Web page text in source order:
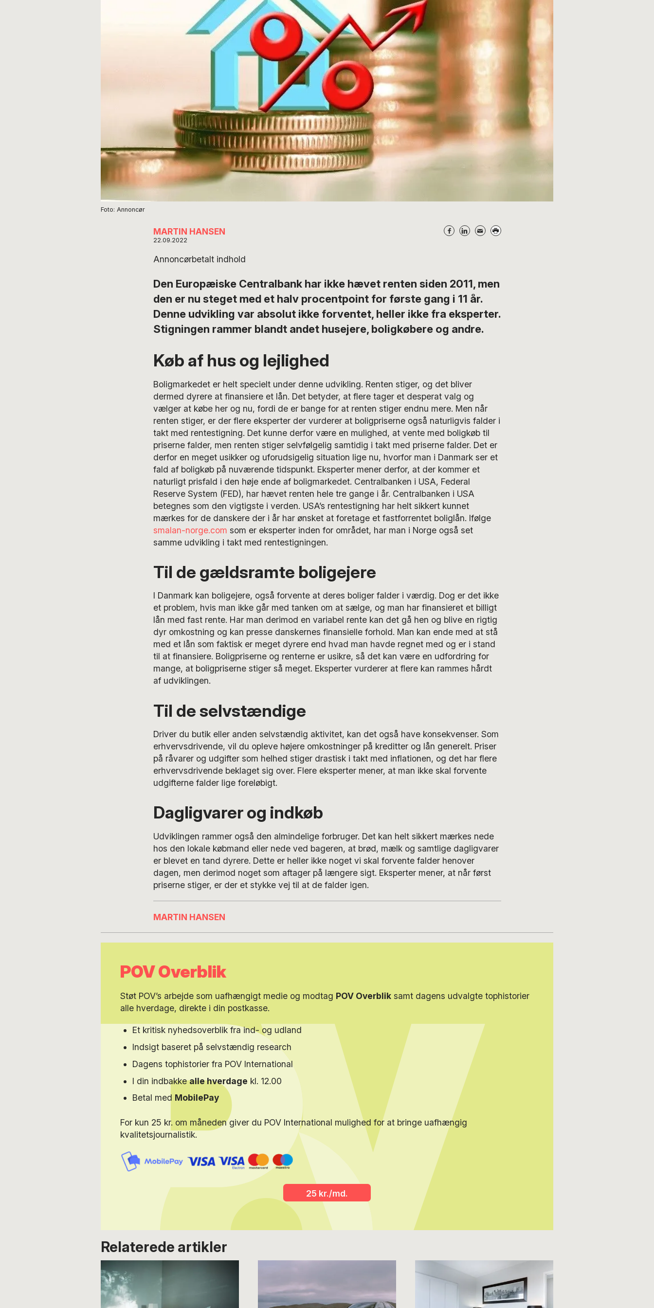
Foto: Annoncør
MARTIN HANSEN
22.09.2022
Annoncørbetalt indhold
Den Europæiske Centralbank har ikke hævet renten siden 2011, men
den er nu steget med et halv procentpoint for første gang i 11 år.
Denne udvikling var absolut ikke forventet, heller ikke fra eksperter.
Stigningen rammer blandt andet husejere, boligkøbere og andre.
Køb af hus og lejlighed
Boligmarkedet er helt specielt under denne udvikling. Renten stiger, og det bliver
dermed dyrere at finansiere et lån. Det betyder, at flere tager et desperat valg og
vælger at købe her og nu, fordi de er bange for at renten stiger endnu mere. Men når
renten stiger, er der flere eksperter der vurderer at boligpriserne også naturligvis falder i
takt med rentestigning. Det kunne derfor være en mulighed, at vente med boligkøb til
priserne falder, men renten stiger selvfølgelig samtidig i takt med priserne falder. Det er
derfor en meget usikker og uforudsigelig situation lige nu, hvorfor man i Danmark ser et
fald af boligkøb på nuværende tidspunkt. Eksperter mener derfor, at der kommer et
naturligt prisfald i den høje ende af boligmarkedet. Centralbanken i USA, Federal
Reserve System (FED), har hævet renten hele tre gange i år. Centralbanken i USA
betegnes som den vigtigste i verden. USA’s rentestigning har helt sikkert kunnet
mærkes for de danskere der i år har ønsket at foretage et fastforrentet boliglån. Ifølge
smalan-norge.com som er eksperter inden for området, har man i Norge også set
samme udvikling i takt med rentestigningen.
Til de gældsramte boligejere
I Danmark kan boligejere, også forvente at deres boliger falder i værdig. Dog er det ikke
et problem, hvis man ikke går med tanken om at sælge, og man har finansieret et billigt
lån med fast rente. Har man derimod en variabel rente kan det gå hen og blive en rigtig
dyr omkostning og kan presse danskernes finansielle forhold. Man kan ende med at stå
med et lån som faktisk er meget dyrere end hvad man havde regnet med og er i stand
til at finansiere. Boligpriserne og renterne er usikre, så det kan være en udfordring for
mange, at boligpriserne stiger så meget. Eksperter vurderer at flere kan rammes hårdt
af udviklingen.
Til de selvstændige
Driver du butik eller anden selvstændig aktivitet, kan det også have konsekvenser. Som
erhvervsdrivende, vil du opleve højere omkostninger på kreditter og lån generelt. Priser
på råvarer og udgifter som helhed stiger drastisk i takt med inflationen, og det har flere
erhvervsdrivende beklaget sig over. Flere eksperter mener, at man ikke skal forvente
udgifterne falder lige foreløbigt.
Dagligvarer og indkøb
Udviklingen rammer også den almindelige forbruger. Det kan helt sikkert mærkes nede
hos den lokale købmand eller nede ved bageren, at brød, mælk og samtlige dagligvarer
er blevet en tand dyrere. Dette er heller ikke noget vi skal forvente falder henover
dagen, men derimod noget som aftager på længere sigt. Eksperter mener, at når først
priserne stiger, er der et stykke vej til at de falder igen.
MARTIN HANSEN
POV Overblik
Støt POV’s arbejde som uafhængigt medie og modtag POV Overbliksamt dagens udvalgte tophistorier
alle hverdage, direkte i din postkasse.
Et kritisk nyhedsoverblik fra ind- og udland
Indsigt baseret på selvstændig research
Dagens tophistorier fra POV International
I din indbakkealle hverdage kl. 12.00
Betal med MobilePay
For kun 25 kr. om måneden giver du POV International mulighed for at bringe uafhængig
kvalitetsjournalistik.
25 kr./md.
Relaterede artikler